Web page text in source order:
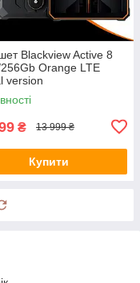
Blackview Active 8
Orange LTE
version
₴ 13 999 ₴
Купити